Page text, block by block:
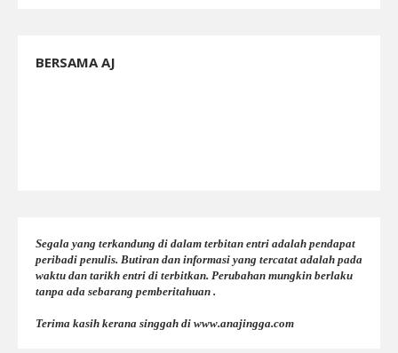
BERSAMA AJ
Segala yang terkandung di dalam terbitan entri adalah pendapat
peribadi penulis. Butiran dan informasi yang tercatat adalah pada
waktu dan tarikh entri di terbitkan. Perubahan mungkin berlaku
tanpa ada sebarang pemberitahuan .
Terima kasih kerana singgah di www.anajingga.com